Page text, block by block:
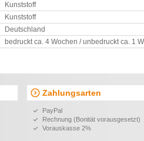
Kunststoff
Kunststoff
Deutschland
bedruckt ca. 4 Wochen / unbedruckt ca. 1
Zahlungsarten
PayPal
Rechnung (Bonität vorausgesetzt)
Vorauskasse 2%